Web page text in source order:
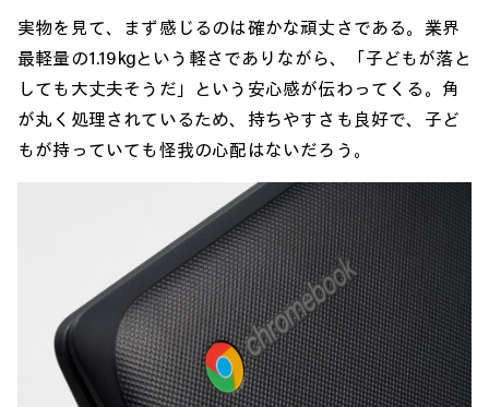
実物を見て、まず感じるのは確かな頑丈さである。業界
最軽量の1.19kgという軽さでありながら、「子どもが落と
しても大丈夫そうだ」という安心感が伝わってくる。角
が丸く処理されているため、持ちやすさも良好で、子ど
もが持っていても怪我の心配はないだろう。